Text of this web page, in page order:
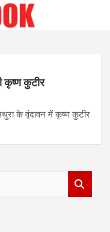
कृष्ण कुटीर
के वृंदावन में कृष्ण कुटीर